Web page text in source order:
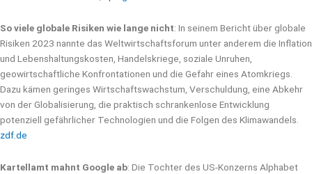
So viele globale Risiken wie lange nicht: In seinem Bericht über globale
Risiken 2023 nannte das Weltwirtschaftsforum unter anderem die Inflation
und Lebenshaltungskosten, Handelskriege, soziale Unruhen,
geowirtschaftliche Konfrontationen und die Gefahr eines Atomkriegs.
Dazu kämen geringes Wirtschaftswachstum, Verschuldung, eine Abkehr
von der Globalisierung, die praktisch schrankenlose Entwicklung
potenziell gefährlicher Technologien und die Folgen des Klimawandels.
zdf.de
Kartellamt mahnt Google ab: Die Tochter des US-Konzerns Alphabet